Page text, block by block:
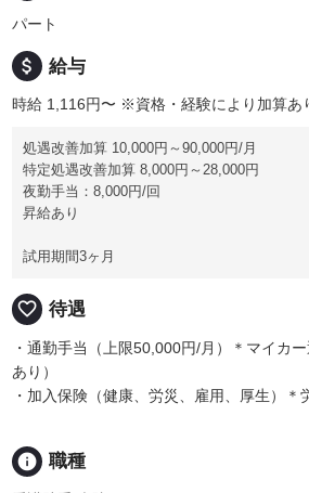
パート
attach_money 給与
時給 1,116円〜 ※資格・経験により加算あ
処遇改善加算 10,000円～90,000円/月
特定処遇改善加算 8,000円～28,000円
夜勤手当：8,000円/回
昇給あり
試用期間3ヶ月
favorite_border 待遇
・通勤手当（上限50,000円/月）＊マイカ
あり）
・加入保険（健康、労災、雇用、厚生）＊
info 職種